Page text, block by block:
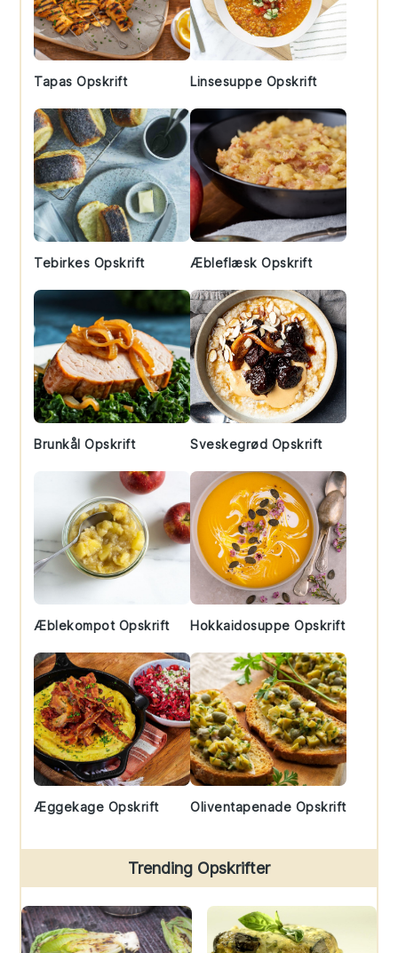
Tapas Opskrift Linsesuppe Opskrift
Tebirkes Opskrift Æbleflæsk Opskrift
Brunkål Opskrift Sveskegrød Opskrift
Æblekompot Opskrift Hokkaidosuppe Opskrift
Æggekage Opskrift Oliventapenade Opskrift
Trending Opskrifter